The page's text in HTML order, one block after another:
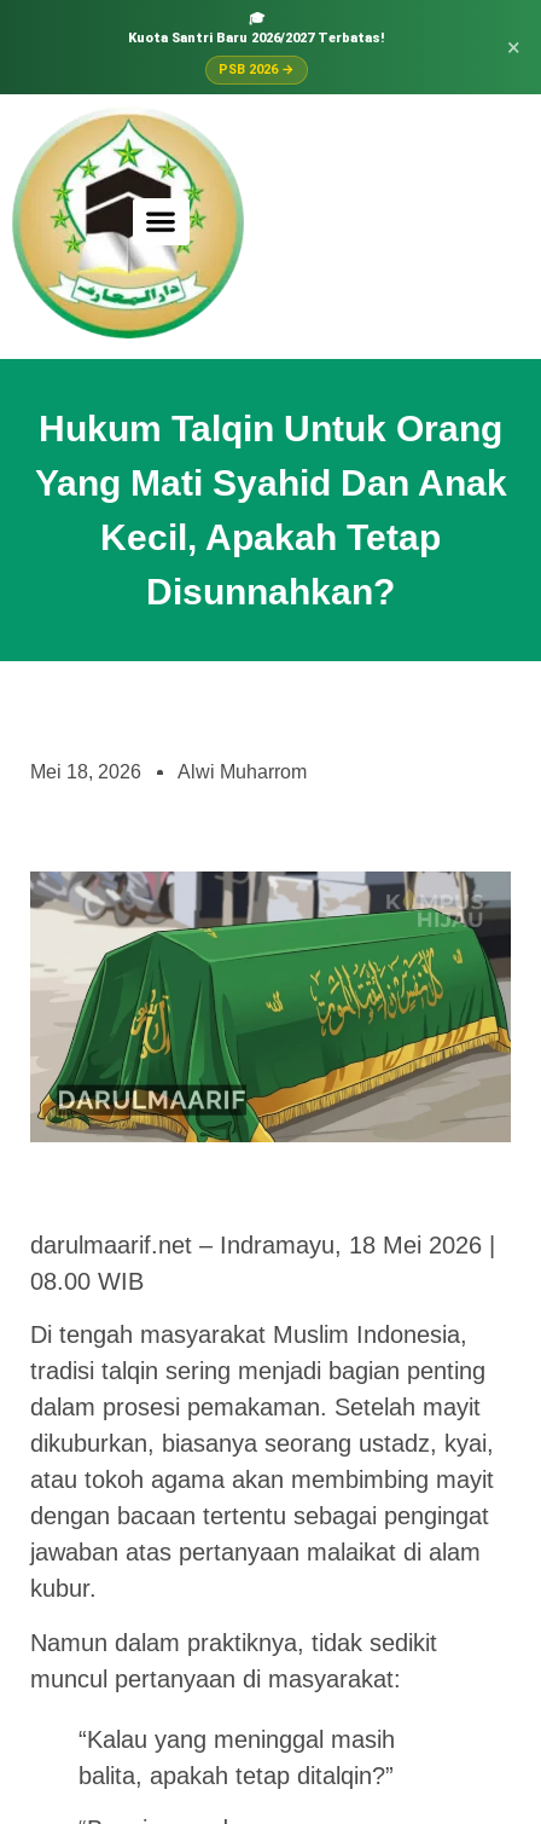
🎓
Kuota Santri Baru 2026/2027 Terbatas!
PSB 2026 →
×
Hukum Talqin Untuk Orang
Yang Mati Syahid Dan Anak
Kecil, Apakah Tetap
Disunnahkan?
Mei 18, 2026 Alwi Muharrom
darulmaarif.net – Indramayu, 18 Mei 2026 |
08.00 WIB
Di tengah masyarakat Muslim Indonesia,
tradisi talqin sering menjadi bagian penting
dalam prosesi pemakaman. Setelah mayit
dikuburkan, biasanya seorang ustadz, kyai,
atau tokoh agama akan membimbing mayit
dengan bacaan tertentu sebagai pengingat
jawaban atas pertanyaan malaikat di alam
kubur.
Namun dalam praktiknya, tidak sedikit
muncul pertanyaan di masyarakat:
“Kalau yang meninggal masih
balita, apakah tetap ditalqin?”